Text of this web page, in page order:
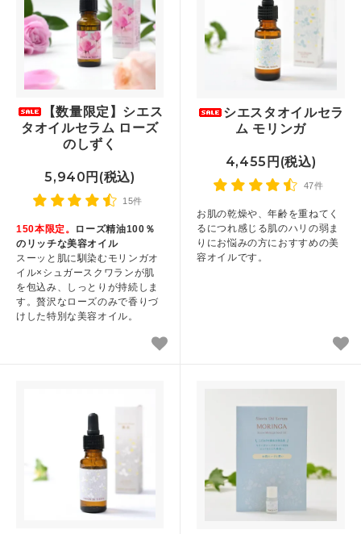
【数量限定】シエス
タオイルセラム ローズ
のしずく
5,940円(税込)
15件
150本限定。
ローズ精油100％
のリッチな美容オイル
スーッと肌に馴染むモリンガオ
イル×シュガースクワランが肌
を包込み、しっとりが持続しま
す。贅沢なローズのみで香りづ
けした特別な美容オイル。
シエスタオイルセラ
ム モリンガ
4,455円(税込)
47件
お肌の乾燥や、年齢を重ねてく
るにつれ感じる肌のハリの弱ま
りにお悩みの方におすすめの美
容オイルです。